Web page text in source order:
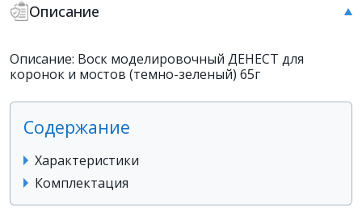
Описание
Описание: Воск моделировочный ДЕНЕСТ для
коронок и мостов (темно-зеленый) 65г
Содержание
Характеристики
Комплектация